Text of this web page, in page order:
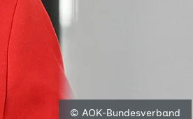
© AOK-Bundesverband